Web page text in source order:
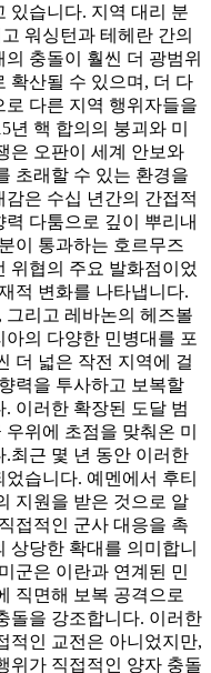
있습니다. 지역 대리 분
워싱턴과 테헤란 간의
충돌이 훨씬 더 광범위
확산될 수 있으며, 더 다
다른 지역 행위자들을
년 핵 합의의 붕괴와 미
은 오판이 세계 안보와
초래할 수 있는 환경을
은 수십 년간의 간접적
다툼으로 깊이 뿌리내
이 통과하는 호르무즈
위협의 주요 발화점이었
적 변화를 나타냅니다.
그리고 레바논의 헤즈볼
의 다양한 민병대를 포
더 넓은 작전 지역에 걸
력을 투사하고 보복할
이러한 확장된 도달 범
위에 초점을 맞춰온 미
.최근 몇 년 동안 이러한
습니다. 예멘에서 후티
지원을 받은 것으로 알
접적인 군사 대응을 촉
상당한 확대를 의미합니
군은 이란과 연계된 민
직면해 보복 공격으로
돌을 강조합니다. 이러한
적인 교전은 아니었지만,
위가 직접적인 양자 충돌